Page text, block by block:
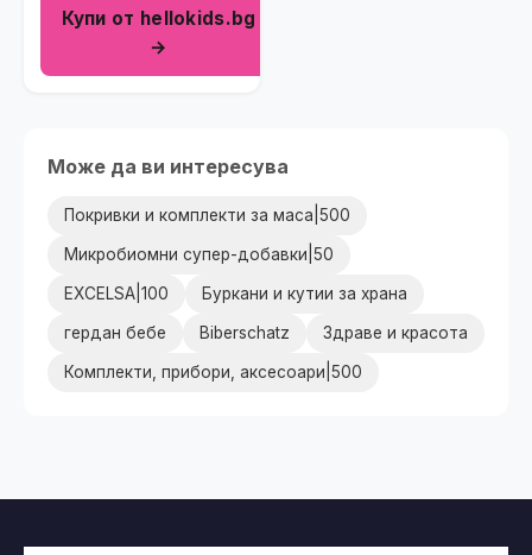
синьо (7 части)
Купи от hellokids.bg
→
Може да ви интересува
Покривки и комплекти за маса|500
Микробиомни супер-добавки|50
EXCELSA|100 Буркани и кутии за храна
гердан бебе Biberschatz Здраве и красота
Комплекти, прибори, аксесоари|500